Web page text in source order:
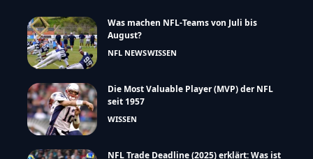
Was machen NFL-Teams von Juli bis
August?
NFL NEWSWISSEN
Die Most Valuable Player (MVP) der NFL
seit 1957
WISSEN
NFL Trade Deadline (2025) erklärt: Was ist